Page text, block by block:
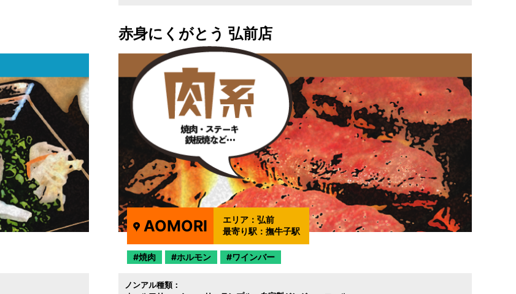
赤身にくがとう 弘前店
AOMORI エリア：弘前
最寄り駅：撫牛子駅
焼肉 ホルモン ワインバー
ノンアル種類：